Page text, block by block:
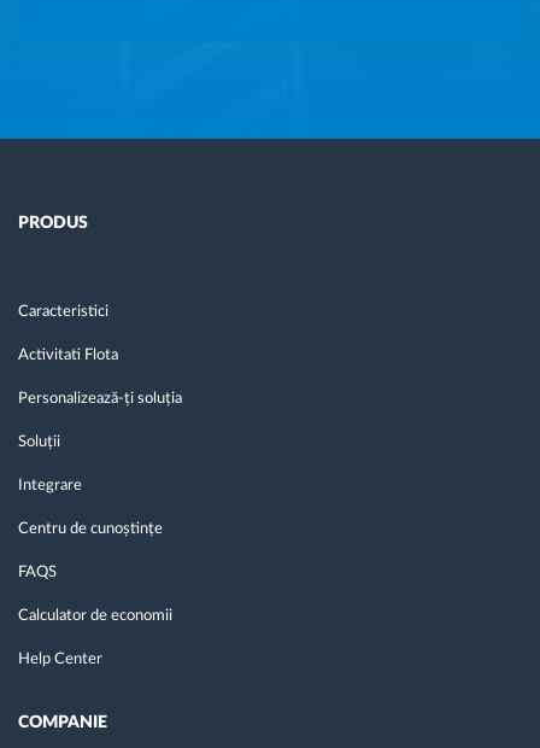
PRODUS
Caracteristici
Activitati Flota
Personalizează-ți soluția
Soluții
Integrare
Centru de cunoștințe
FAQS
Calculator de economii
Help Center
COMPANIE